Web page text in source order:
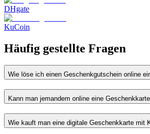
DHgate
KuCoin
Häufig gestellte Fragen
Wie löse ich einen Geschenkgutschein online
Kann man jemandem online eine
Wie kauft man eine digitale Geschenkkarte mit